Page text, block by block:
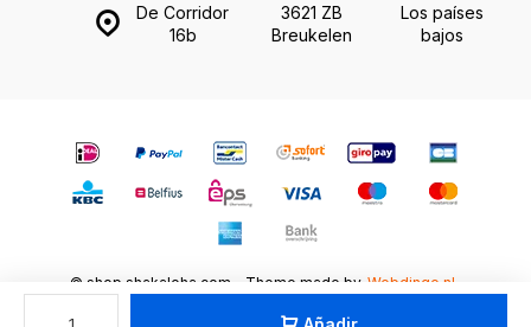
De Corridor
16b
3621 ZB
Breukelen
Los países
bajos
© shop.shakaloha.com - Theme made by Webdinge.nl